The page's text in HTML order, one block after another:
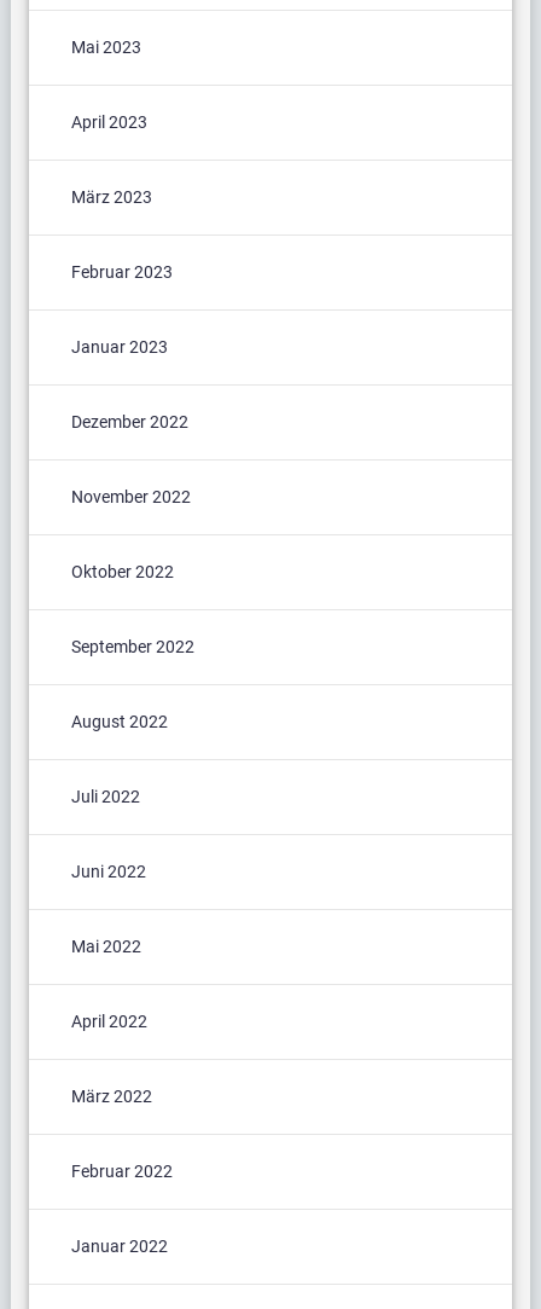
Mai 2023
April 2023
März 2023
Februar 2023
Januar 2023
Dezember 2022
November 2022
Oktober 2022
September 2022
August 2022
Juli 2022
Juni 2022
Mai 2022
April 2022
März 2022
Februar 2022
Januar 2022